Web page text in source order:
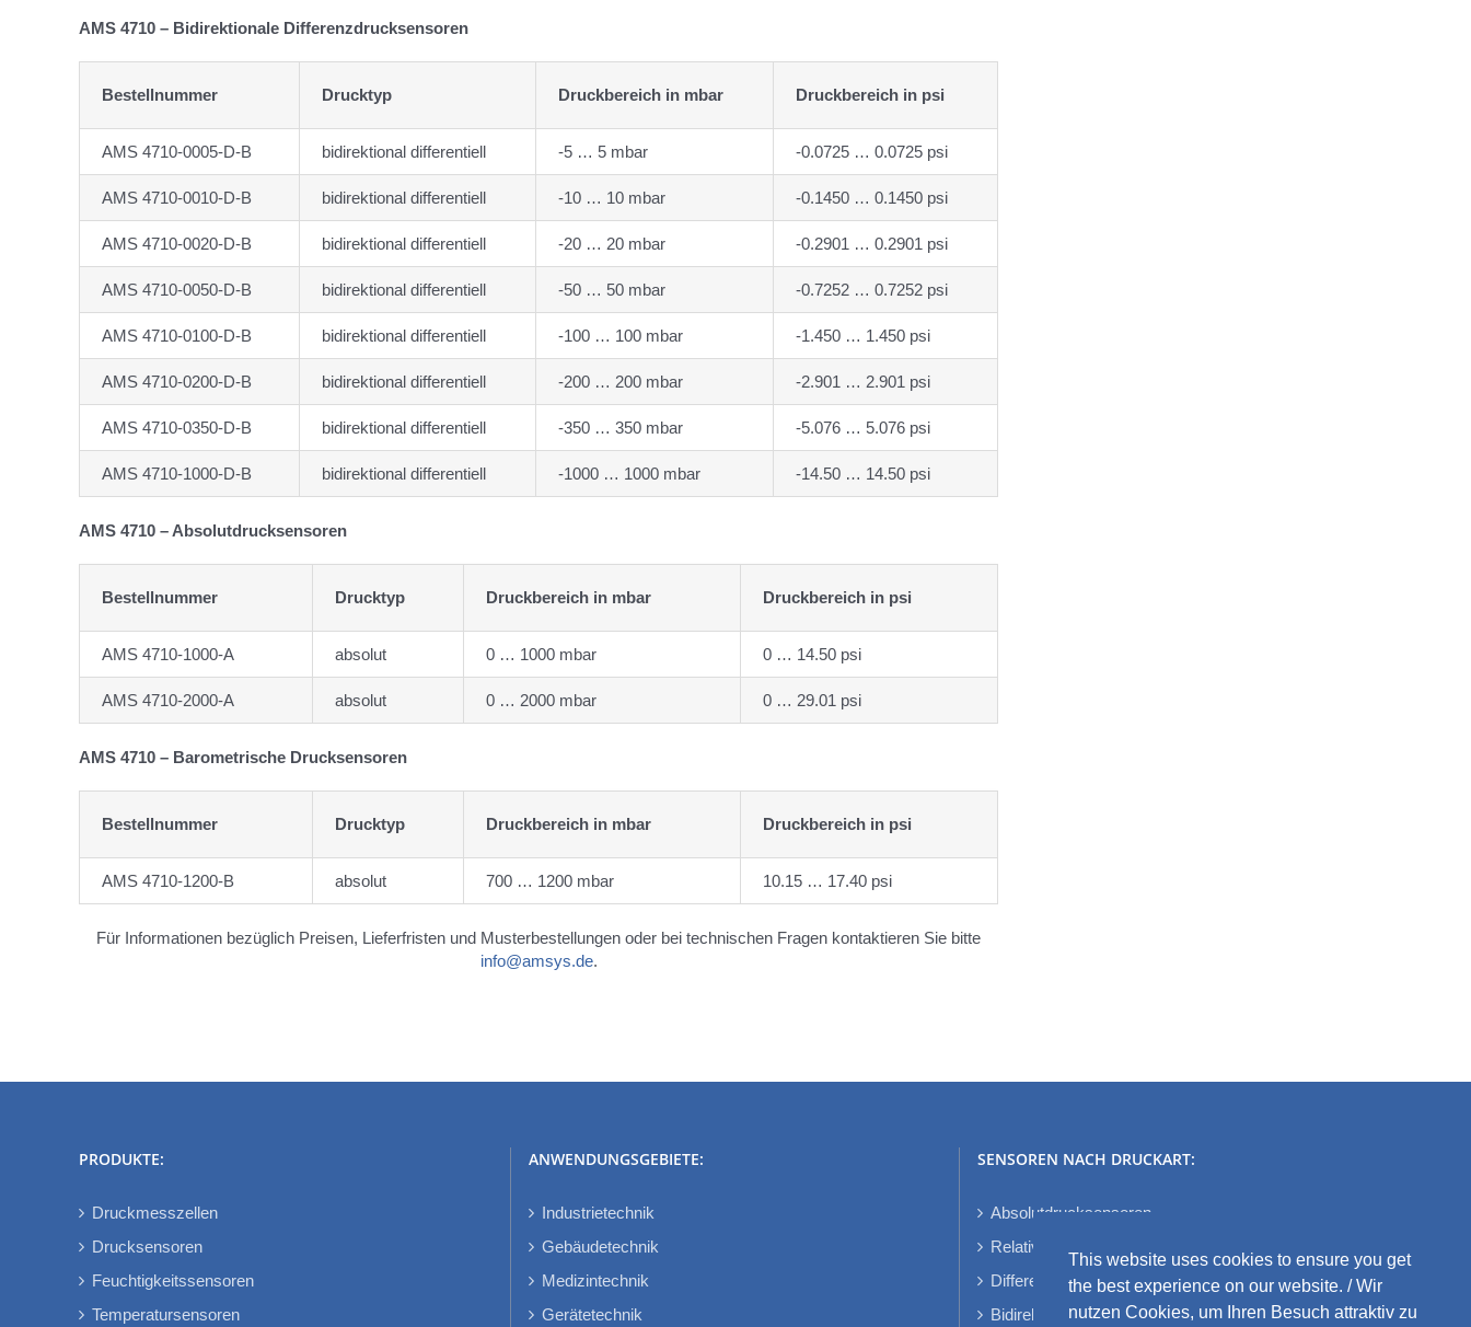
AMS 4710 – Bidirektionale Differenzdrucksensoren
Bestellnummer Drucktyp Druckbereich in mbar Druckbereich in psi
AMS 4710-0005-D-B bidirektional differentiell -5 … 5 mbar -0.0725 … 0.0725 psi
AMS 4710-0010-D-B bidirektional differentiell -10 … 10 mbar -0.1450 … 0.1450 psi
AMS 4710-0020-D-B bidirektional differentiell -20 … 20 mbar -0.2901 … 0.2901 psi
AMS 4710-0050-D-B bidirektional differentiell -50 … 50 mbar -0.7252 … 0.7252 psi
AMS 4710-0100-D-B bidirektional differentiell -100 … 100 mbar -1.450 … 1.450 psi
AMS 4710-0200-D-B bidirektional differentiell -200 … 200 mbar -2.901 … 2.901 psi
AMS 4710-0350-D-B bidirektional differentiell -350 … 350 mbar -5.076 … 5.076 psi
AMS 4710-1000-D-B bidirektional differentiell -1000 … 1000 mbar -14.50 … 14.50 psi
AMS 4710 – Absolutdrucksensoren
Bestellnummer Drucktyp Druckbereich in mbar Druckbereich in psi
AMS 4710-1000-A absolut 0 … 1000 mbar 0 … 14.50 psi
AMS 4710-2000-A absolut 0 … 2000 mbar 0 … 29.01 psi
AMS 4710 – Barometrische Drucksensoren
Bestellnummer Drucktyp Druckbereich in mbar Druckbereich in psi
AMS 4710-1200-B absolut 700 … 1200 mbar 10.15 … 17.40 psi
Für Informationen bezüglich Preisen, Lieferfristen und Musterbestellungen oder bei technischen Fragen kontaktieren Sie bitte
info@amsys.de.
PRODUKTE:
Druckmesszellen
Drucksensoren
Feuchtigkeitssensoren
Temperatursensoren
ANWENDUNGSGEBIETE:
Industrietechnik
Gebäudetechnik
Medizintechnik
Gerätetechnik
SENSOREN NACH DRUCKART:
Absolutdrucksensoren
Relativdrucksensoren
Differenzdrucksensoren
Bidirektionale Differenzdrucksensoren
This website uses cookies to ensure you get
the best experience on our website. / Wir
nutzen Cookies, um Ihren Besuch attraktiv zu